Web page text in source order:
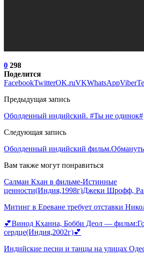
0 298
Поделится
FacebookTwitterOK.ruVKWhatsAppViber
Предыдущая запись
Оболденный индийский. #Ты не одинок#
Следующая запись
Оболденный индийский
Вам также могут понравиться
Салман Кхан в фильме-Истинные
ценности(Индия,1998г)Джеки Шрофф,
Митинг в Ереване требует отставки
💕Винод Кханна, Бобби Деол —
сердце(Индия,2002г)💕
Индийские песни и танцы на улицах